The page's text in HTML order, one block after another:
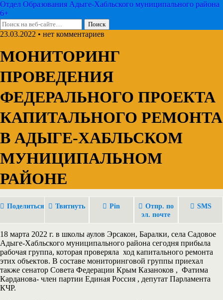
Отдел Образования Адыге-Хабльского муниципального района
6+
23.03.2022 • нет комментариев
МОНИТОРИНГ
ПРОВЕДЕНИЯ
ФЕДЕРАЛЬНОГО ПРОЕКТА
КАПИТАЛЬНОГО РЕМОНТА
В АДЫГЕ-ХАБЛЬСКОМ
МУНИЦИПАЛЬНОМ
РАЙОНЕ
Поделиться Твитнуть Pin
Отпр. по
эл. почте
SMS
18 марта 2022 г. в школы аулов Эрсакон, Баралки, села Садовое
Адыге-Хабльского муниципального района сегодня прибыла
рабочая группа, которая проверяла ход капитального ремонта
этих объектов. В составе мониторинговой группы приехал
также сенатор Совета Федерации Крым Казаноков , Фатима
Карданова- член партии Единая Россия , депутат Парламента
КЧР.